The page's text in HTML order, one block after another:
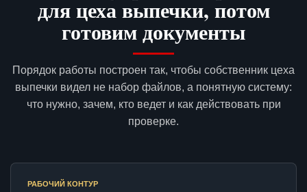
для цеха выпечки, потом
готовим документы
Порядок работы построен так, чтобы собственник цеха
выпечки видел не набор файлов, а понятную систему:
что нужно, зачем, кто ведет и как действовать при
проверке.
РАБОЧИЙ КОНТУР